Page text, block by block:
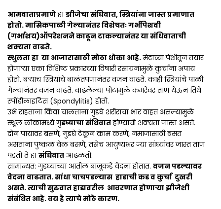
आमवाताप्रमाणेहाझीजेचा संधिवात, स्त्रियांना जास्त प्रमाणात
होतो. मासिकपाळी गेल्यानंतर विशेषतः गर्भपिशवी
(गर्भाशय)ऑपरेशनने काढून टाकल्यानंतर या संधिवाताची
शक्यता वाढते.
स्थुलता हा या आजारासाठी मोठा धोका आहे.मेदाच्या पेशीतून तयार
होणाऱ्या एका विशिष्ट प्रकारच्या विषारी रसायनांमुळे कुर्चांना अपाय
होतो. बऱ्याच स्त्रियांचे बाळंतपणानंतर वजन वाढते. काही स्त्रियांचे पाळी
गेल्यानंतर वजन वाढते. वाढलेल्या पोटामुळे कमरेवर ताण येऊन तिथे
स्पोंडीलाइटिस (Spondylitis) होतो.
उभे राहताना किंवा चालताना गुडघे शरीराचा भार वाहत असल्यामुळे
स्थूल लोकांमध्ये गुडघ्याचा संधिवातहोण्याची शक्यता जास्त असते.
दोन पायावर बसणे, गुडघे टेकून काम करणे, नमाजासाठी बसत
असताना पुष्कळ वेळ बसणे, तसेच आयुष्यभर ज्या सांध्यांवर जास्त ताण
पडतो ते हासंधिवात आढळतो.
सामान्यत: गुडघ्याच्या आतील बाजूकडे वेदना होतात. वजन पडल्यावर
वेदना वाढतात. सांधा चाचपडल्यास हाडाची कड व कुर्चा दुखरी
असते. त्याची सुरुवात हाडावरील आवरणात होणाऱ्या झीजेशी
संबंधित आहे. वय हे त्याचे मोठे कारण.